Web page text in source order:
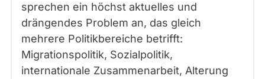
sprechen ein höchst aktuelles und
drängendes Problem an, das gleich
mehrere Politikbereiche betrifft:
Migrationspolitik, Sozialpolitik,
internationale Zusammenarbeit, Alterung